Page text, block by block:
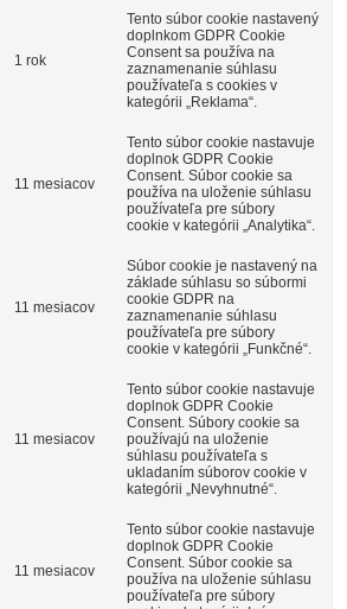
1 rok
Tento súbor cookie nastavený
doplnkom GDPR Cookie
Consent sa používa na
zaznamenanie súhlasu
používateľa s cookies v
kategórii „Reklama“.
11 mesiacov
Tento súbor cookie nastavuje
doplnok GDPR Cookie
Consent. Súbor cookie sa
používa na uloženie súhlasu
používateľa pre súbory
cookie v kategórii „Analytika“.
11 mesiacov
Súbor cookie je nastavený na
základe súhlasu so súbormi
cookie GDPR na
zaznamenanie súhlasu
používateľa pre súbory
cookie v kategórii „Funkčné“.
11 mesiacov
Tento súbor cookie nastavuje
doplnok GDPR Cookie
Consent. Súbory cookie sa
používajú na uloženie
súhlasu používateľa s
ukladaním súborov cookie v
kategórii „Nevyhnutné“.
11 mesiacov
Tento súbor cookie nastavuje
doplnok GDPR Cookie
Consent. Súbor cookie sa
používa na uloženie súhlasu
používateľa pre súbory